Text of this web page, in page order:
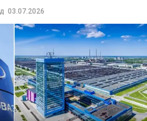
03.07.2026